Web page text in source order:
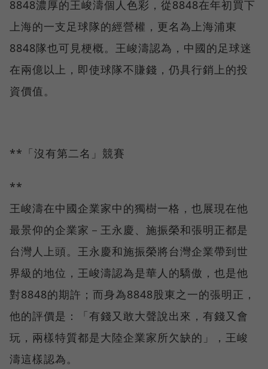
8848濃厚的王峻濤個人色彩，從8848在年初買下
上海的一支足球隊的經營權，更名為上海浦東
8848隊也可見梗概。王峻濤認為，中國的足球迷
在兩億以上，即使球隊不賺錢，仍具行銷上的投
資價值。
**「沒有第二名」競賽
**
王峻濤在中國企業家中的獨樹一格，也展現在他
最景仰的企業家－王永慶、施振榮和張明正都是
台灣人上頭。王永慶和施振榮將台灣企業帶到世
界級的地位，王峻濤認為是華人的驕傲，也是他
對8848的期許；而身為8848股東之一的張明正，
他的評價是：「有錢又敢大聲說出來，有錢又會
玩，兩樣特質都是大陸企業家所欠缺的」，王峻
濤這樣認為。